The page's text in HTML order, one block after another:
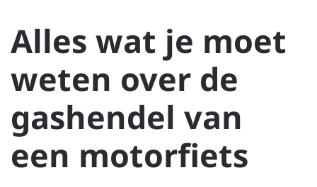
Alles wat je moet
weten over de
gashendel van
een motorfiets